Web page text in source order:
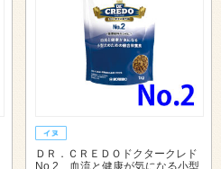
ＤＲ．ＣＲＥＤＯドクタークレド
No.2 血流と健康が気になる小型